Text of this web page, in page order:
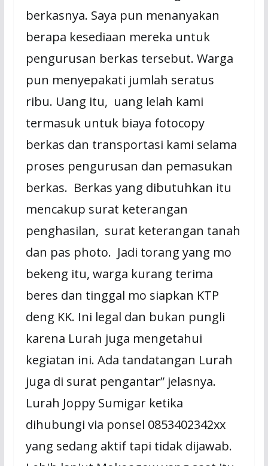
berkasnya. Saya pun menanyakan
berapa kesediaan mereka untuk
pengurusan berkas tersebut. Warga
pun menyepakati jumlah seratus
ribu. Uang itu, uang lelah kami
termasuk untuk biaya fotocopy
berkas dan transportasi kami selama
proses pengurusan dan pemasukan
berkas. Berkas yang dibutuhkan itu
mencakup surat keterangan
penghasilan, surat keterangan tanah
dan pas photo. Jadi torang yang mo
bekeng itu, warga kurang terima
beres dan tinggal mo siapkan KTP
deng KK. Ini legal dan bukan pungli
karena Lurah juga mengetahui
kegiatan ini. Ada tandatangan Lurah
juga di surat pengantar” jelasnya.
Lurah Joppy Sumigar ketika
dihubungi via ponsel 0853402342xx
yang sedang aktif tapi tidak dijawab.